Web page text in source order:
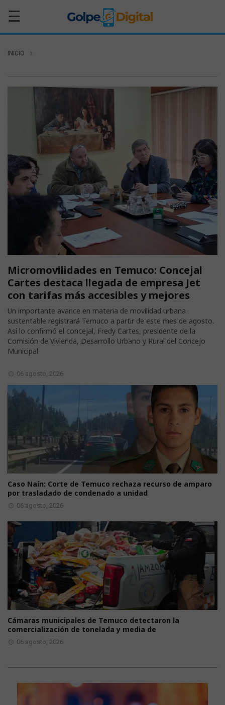
☰
INICIO
Micromovilidades en Temuco: Concejal
Cartes destaca llegada de empresa Jet
con tarifas más accesibles y mejores
Un importante avance en materia de movilidad urbana
sustentable registrará Temuco a partir de este mes de agosto.
Así lo confirmó el concejal, Fredy Cartes, presidente de la
Comisión de Vivienda, Desarrollo Urbano y Rural del Concejo
Municipal
06 agosto, 2026
Caso Naín: Corte de Temuco rechaza recurso de amparo
por trasladado de condenado a unidad
06 agosto, 2026
Cámaras municipales de Temuco detectaron la
comercialización de tonelada y media de
06 agosto, 2026